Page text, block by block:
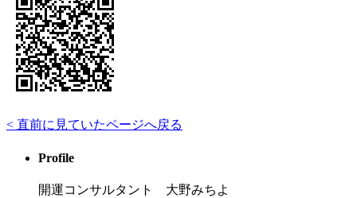
< 直前に見ていたページへ戻る
Profile
開運コンサルタント 大野みちよ